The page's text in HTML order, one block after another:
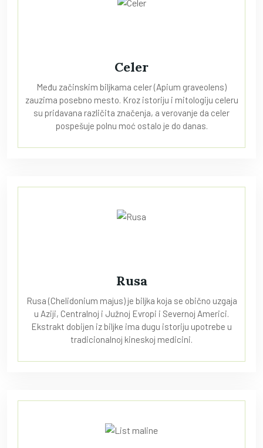
Celer
Među začinskim biljkama celer (Apium graveolens)
zauzima posebno mesto. Kroz istoriju i mitologiju celeru
su pridavana različita značenja, a verovanje da celer
pospešuje polnu moć ostalo je do danas.
Rusa
Rusa (Chelidonium majus) je biljka koja se obično uzgaja
u Aziji, Centralnoj i Južnoj Evropi i Severnoj Americi.
Ekstrakt dobijen iz biljke ima dugu istoriju upotrebe u
tradicionalnoj kineskoj medicini.